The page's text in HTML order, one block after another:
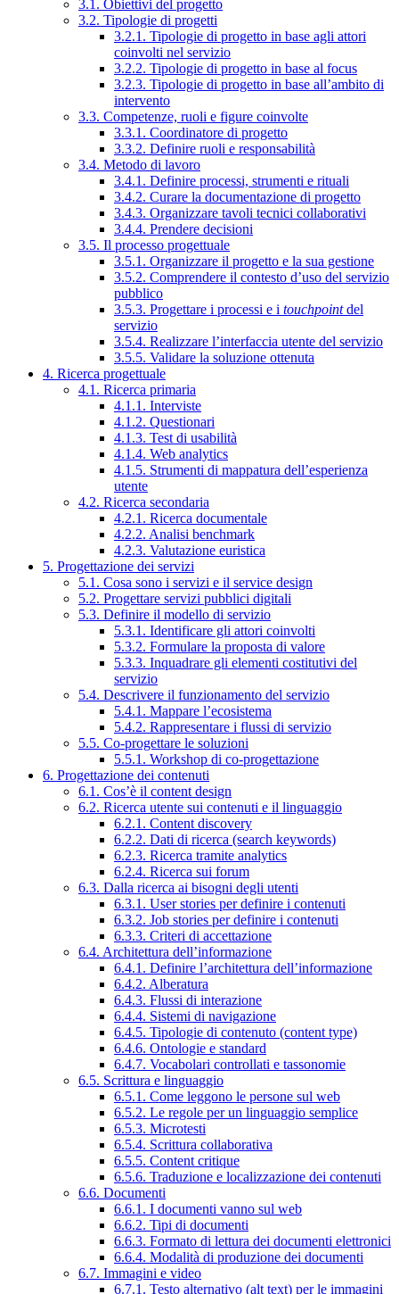
3.1. Obiettivi del progetto
3.2. Tipologie di progetti
3.2.1. Tipologie di progetto in base agli attori
coinvolti nel servizio
3.2.2. Tipologie di progetto in base al focus
3.2.3. Tipologie di progetto in base all’ambito di
intervento
3.3. Competenze, ruoli e figure coinvolte
3.3.1. Coordinatore di progetto
3.3.2. Definire ruoli e responsabilità
3.4. Metodo di lavoro
3.4.1. Definire processi, strumenti e rituali
3.4.2. Curare la documentazione di progetto
3.4.3. Organizzare tavoli tecnici collaborativi
3.4.4. Prendere decisioni
3.5. Il processo progettuale
3.5.1. Organizzare il progetto e la sua gestione
3.5.2. Comprendere il contesto d’uso del servizio
pubblico
3.5.3. Progettare i processi e i touchpointdel
servizio
3.5.4. Realizzare l’interfaccia utente del servizio
3.5.5. Validare la soluzione ottenuta
4. Ricerca progettuale
4.1. Ricerca primaria
4.1.1. Interviste
4.1.2. Questionari
4.1.3. Test di usabilità
4.1.4. Web analytics
4.1.5. Strumenti di mappatura dell’esperienza
utente
4.2. Ricerca secondaria
4.2.1. Ricerca documentale
4.2.2. Analisi benchmark
4.2.3. Valutazione euristica
5. Progettazione dei servizi
5.1. Cosa sono i servizi e il service design
5.2. Progettare servizi pubblici digitali
5.3. Definire il modello di servizio
5.3.1. Identificare gli attori coinvolti
5.3.2. Formulare la proposta di valore
5.3.3. Inquadrare gli elementi costitutivi del
servizio
5.4. Descrivere il funzionamento del servizio
5.4.1. Mappare l’ecosistema
5.4.2. Rappresentare i flussi di servizio
5.5. Co-progettare le soluzioni
5.5.1. Workshop di co-progettazione
6. Progettazione dei contenuti
6.1. Cos’è il content design
6.2. Ricerca utente sui contenuti e il linguaggio
6.2.1. Content discovery
6.2.2. Dati di ricerca (search keywords)
6.2.3. Ricerca tramite analytics
6.2.4. Ricerca sui forum
6.3. Dalla ricerca ai bisogni degli utenti
6.3.1. User stories per definire i contenuti
6.3.2. Job stories per definire i contenuti
6.3.3. Criteri di accettazione
6.4. Architettura dell’informazione
6.4.1. Definire l’architettura dell’informazione
6.4.2. Alberatura
6.4.3. Flussi di interazione
6.4.4. Sistemi di navigazione
6.4.5. Tipologie di contenuto (content type)
6.4.6. Ontologie e standard
6.4.7. Vocabolari controllati e tassonomie
6.5. Scrittura e linguaggio
6.5.1. Come leggono le persone sul web
6.5.2. Le regole per un linguaggio semplice
6.5.3. Microtesti
6.5.4. Scrittura collaborativa
6.5.5. Content critique
6.5.6. Traduzione e localizzazione dei contenuti
6.6. Documenti
6.6.1. I documenti vanno sul web
6.6.2. Tipi di documenti
6.6.3. Formato di lettura dei documenti elettronici
6.6.4. Modalità di produzione dei documenti
6.7. Immagini e video
6.7.1. Testo alternativo (alt text) per le immagini